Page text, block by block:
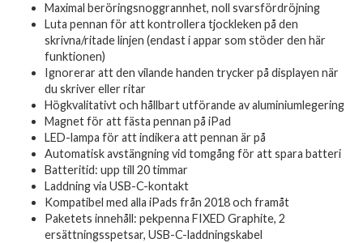
Maximal beröringsnoggrannhet, noll svarsfördröjning
Luta pennan för att kontrollera tjockleken på den
skrivna/ritade linjen (endast i appar som stöder den här
funktionen)
Ignorerar att den vilande handen trycker på displayen när
du skriver eller ritar
Högkvalitativt och hållbart utförande av aluminiumlegering
Magnet för att fästa pennan på iPad
LED-lampa för att indikera att pennan är på
Automatisk avstängning vid tomgång för att spara batteri
Batteritid: upp till 20 timmar
Laddning via USB-C-kontakt
Kompatibel med alla iPads från 2018 och framåt
Paketets innehåll: pekpenna FIXED Graphite, 2
ersättningsspetsar, USB-C-laddningskabel